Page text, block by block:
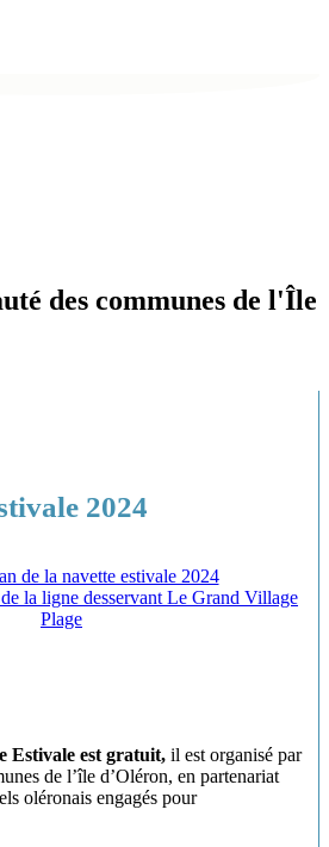
des communes de l'Île
2024
Estivale est gratuit, il est organisé par
de l’île d’Oléron, en partenariat
oléronais engagés pour